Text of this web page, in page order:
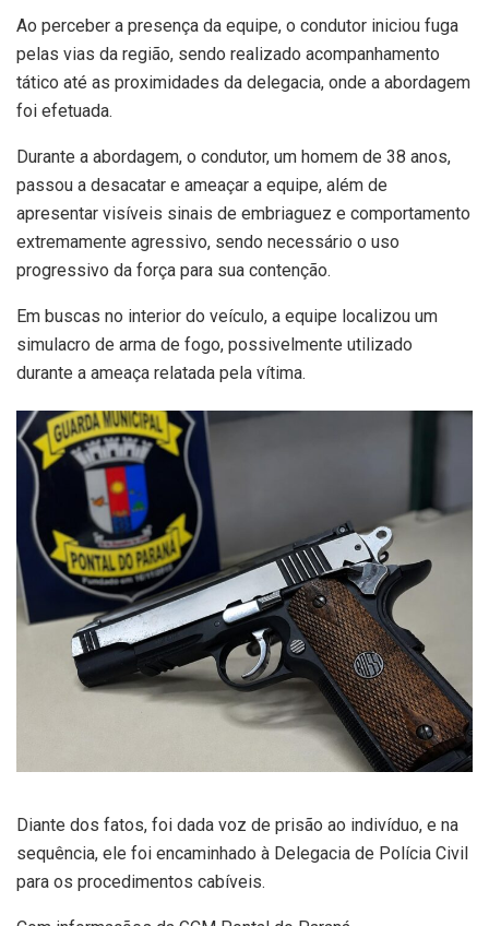
Ao perceber a presença da equipe, o condutor iniciou fuga
pelas vias da região, sendo realizado acompanhamento
tático até as proximidades da delegacia, onde a abordagem
foi efetuada.
Durante a abordagem, o condutor, um homem de 38 anos,
passou a desacatar e ameaçar a equipe, além de
apresentar visíveis sinais de embriaguez e comportamento
extremamente agressivo, sendo necessário o uso
progressivo da força para sua contenção.
Em buscas no interior do veículo, a equipe localizou um
simulacro de arma de fogo, possivelmente utilizado
durante a ameaça relatada pela vítima.
Diante dos fatos, foi dada voz de prisão ao indivíduo, e na
sequência, ele foi encaminhado à Delegacia de Polícia Civil
para os procedimentos cabíveis.